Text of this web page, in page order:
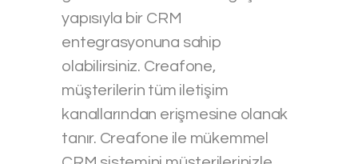
yapısıyla bir CRM
entegrasyonuna sahip
olabilirsiniz. Creafone,
müşterilerin tüm iletişim
kanallarından erişmesine olanak
tanır. Creafone ile mükemmel